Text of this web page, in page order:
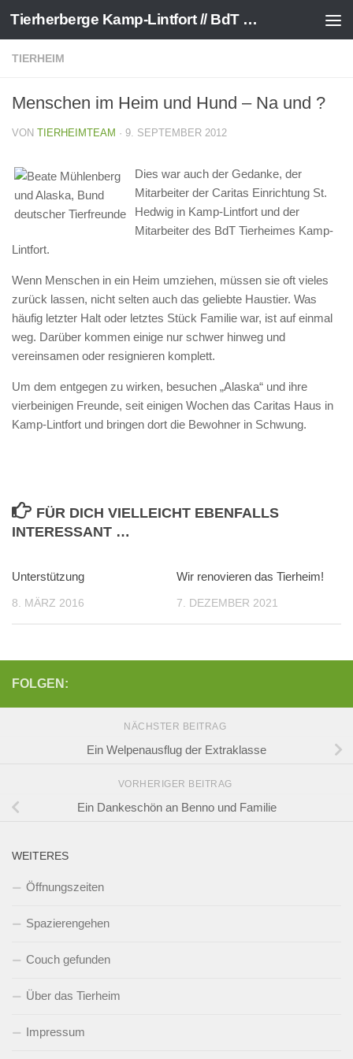
Zum Inhalt springen Tierherberge Kamp-Lintfort // BdT e.V.
TIERHEIM
Menschen im Heim und Hund – Na und ?
VON TIERHEIMTEAM · 9. SEPTEMBER 2012
Dies war auch der Gedanke, der
Mitarbeiter der Caritas Einrichtung St.
Hedwig in Kamp-Lintfort und der
Mitarbeiter des BdT Tierheimes Kamp-
Lintfort.
Wenn Menschen in ein Heim umziehen, müssen sie oft vieles
zurück lassen, nicht selten auch das geliebte Haustier. Was
häufig letzter Halt oder letztes Stück Familie war, ist auf einmal
weg. Darüber kommen einige nur schwer hinweg und
vereinsamen oder resignieren komplett.
Um dem entgegen zu wirken, besuchen „Alaska“ und ihre
vierbeinigen Freunde, seit einigen Wochen das Caritas Haus in
Kamp-Lintfort und bringen dort die Bewohner in Schwung.
FÜR DICH VIELLEICHT EBENFALLS
INTERESSANT …
Unterstützung
8. MÄRZ 2016
Wir renovieren das Tierheim!
7. DEZEMBER 2021
FOLGEN:
NÄCHSTER BEITRAG
Ein Welpenausflug der Extraklasse
VORHERIGER BEITRAG
Ein Dankeschön an Benno und Familie
WEITERES
Öffnungszeiten
Spazierengehen
Couch gefunden
Über das Tierheim
Impressum